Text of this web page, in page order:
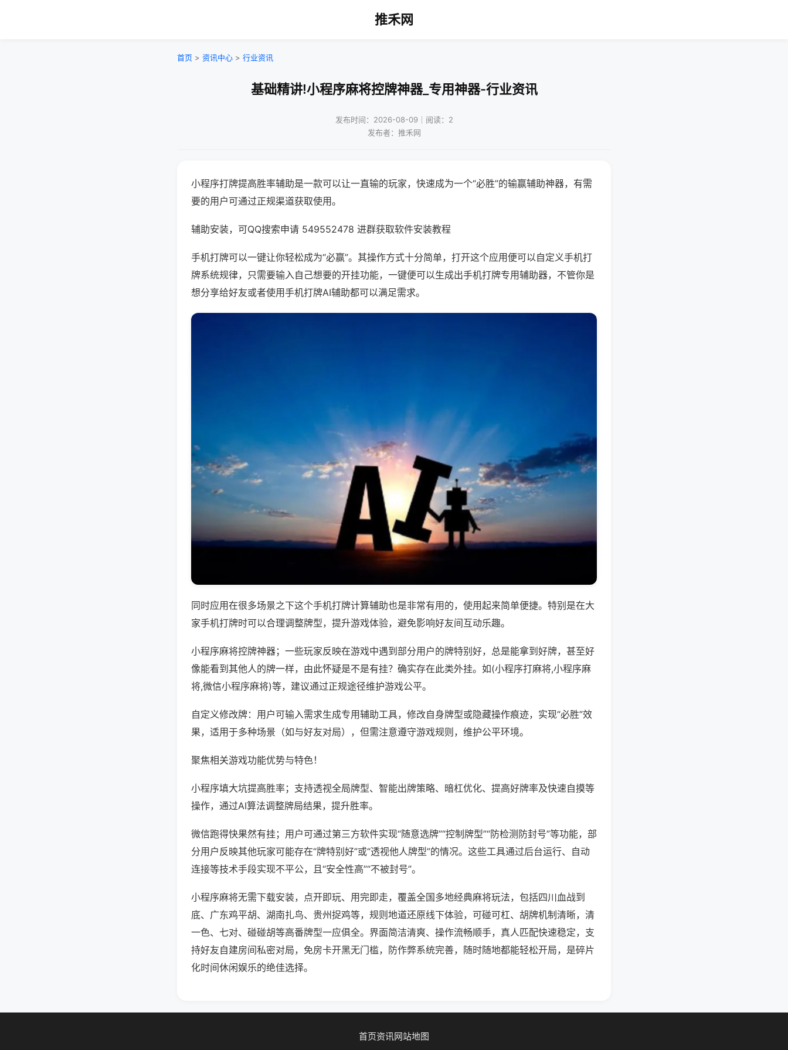
推禾网
首页 > 资讯中心 > 行业资讯
基础精讲!小程序麻将控牌神器_专用神器-行业资讯
发布时间：2026-08-09｜阅读：2
发布者：推禾网
小程序打牌提高胜率辅助是一款可以让一直输的玩家，快速成为一个“必胜”的输赢辅助神器，有需
要的用户可通过正规渠道获取使用。
辅助安装，可QQ搜索申请 549552478 进群获取软件安装教程
手机打牌可以一键让你轻松成为“必赢”。其操作方式十分简单，打开这个应用便可以自定义手机打
牌系统规律，只需要输入自己想要的开挂功能，一键便可以生成出手机打牌专用辅助器，不管你是
想分享给好友或者使用手机打牌AI辅助都可以满足需求。
同时应用在很多场景之下这个手机打牌计算辅助也是非常有用的，使用起来简单便捷。特别是在大
家手机打牌时可以合理调整牌型，提升游戏体验，避免影响好友间互动乐趣。
小程序麻将控牌神器；一些玩家反映在游戏中遇到部分用户的牌特别好，总是能拿到好牌，甚至好
像能看到其他人的牌一样，由此怀疑是不是有挂？确实存在此类外挂。如(小程序打麻将,小程序麻
将,微信小程序麻将)等，建议通过正规途径维护游戏公平。
自定义修改牌：用户可输入需求生成专用辅助工具，修改自身牌型或隐藏操作痕迹，实现“必胜”效
果，适用于多种场景（如与好友对局），但需注意遵守游戏规则，维护公平环境。
聚焦相关游戏功能优势与特色！
小程序填大坑提高胜率；支持透视全局牌型、智能出牌策略、暗杠优化、提高好牌率及快速自摸等
操作，通过AI算法调整牌局结果，提升胜率。
微信跑得快果然有挂；用户可通过第三方软件实现“随意选牌”“控制牌型”“防检测防封号”等功能，部
分用户反映其他玩家可能存在“牌特别好”或“透视他人牌型”的情况。这些工具通过后台运行、自动
连接等技术手段实现不平公，且“安全性高”“不被封号”。
小程序麻将无需下载安装，点开即玩、用完即走，覆盖全国多地经典麻将玩法，包括四川血战到
底、广东鸡平胡、湖南扎鸟、贵州捉鸡等，规则地道还原线下体验，可碰可杠、胡牌机制清晰，清
一色、七对、碰碰胡等高番牌型一应俱全。界面简洁清爽、操作流畅顺手，真人匹配快速稳定，支
持好友自建房间私密对局，免房卡开黑无门槛，防作弊系统完善，随时随地都能轻松开局，是碎片
化时间休闲娱乐的绝佳选择。
首页资讯网站地图